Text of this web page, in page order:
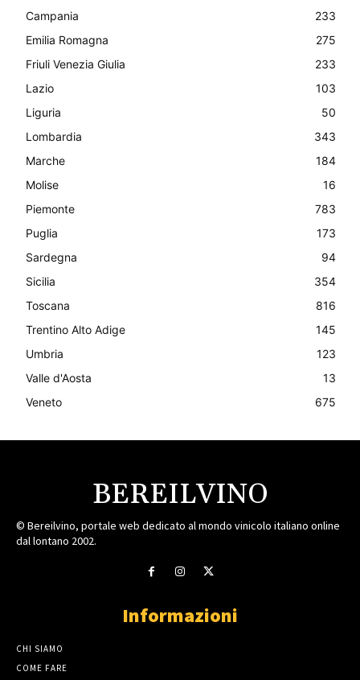
Campania
233
Emilia Romagna
275
Friuli Venezia Giulia
233
Lazio
103
Liguria
50
Lombardia
343
Marche
184
Molise
16
Piemonte
783
Puglia
173
Sardegna
94
Sicilia
354
Toscana
816
Trentino Alto Adige
145
Umbria
123
Valle d'Aosta
13
Veneto
675
BEREILVINO
© Bereilvino, portale web dedicato al mondo vinicolo italiano online
dal lontano 2002.
Informazioni
CHI SIAMO
COME FARE